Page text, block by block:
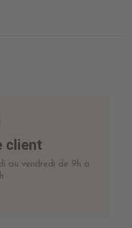
client
au vendredi de 9h à